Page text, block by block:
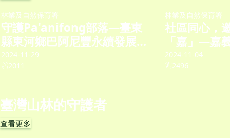
林業及自然保育署
守護Pa'anifong部落—臺東
縣東河鄉巴阿尼豐永續發展
協會
2024-11-29
2011
林業及自然保育署
社區同心，
「嘉」—嘉
社區
2024-11-04
2496
臺灣山林的守護者
查看更多